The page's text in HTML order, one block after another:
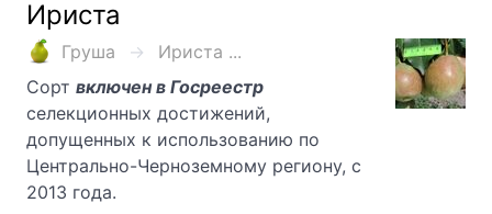
Ириста
Груша
Ириста ...
Сорт включен в Госреестр
селекционных достижений,
допущенных к использованию по
Центрально-Черноземному региону, с
2013 года.